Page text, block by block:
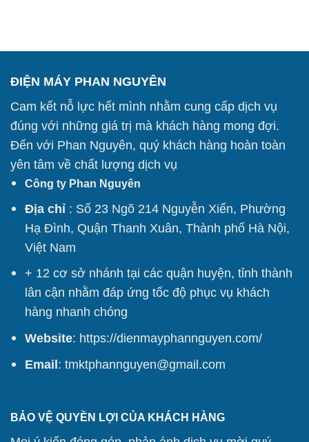
ĐIỆN MÁY PHAN NGUYÊN
Cam kết nỗ lực hết mình nhằm cung cấp dịch vụ
đúng với những giá trị mà khách hàng mong đợi.
Đến với Phan Nguyên, quý khách hàng hoàn toàn
yên tâm về chất lượng dịch vụ
Công ty Phan Nguyên
Địa chỉ : Số 23 Ngõ 214 Nguyễn Xiển, Phường
Hạ Đình, Quận Thanh Xuân, Thành phố Hà Nội,
Việt Nam
+ 12 cơ sở nhánh tại các quận huyện, tỉnh thành
lân cận nhằm đáp ứng tốc độ phục vụ khách
hàng nhanh chóng
Website: https://dienmayphannguyen.com/
Email: tmktphannguyen@gmail.com
BẢO VỆ QUYỀN LỢI CỦA KHÁCH HÀNG